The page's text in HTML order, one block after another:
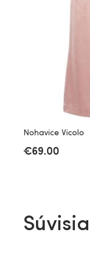
Nohavice Vicolo
€69.00